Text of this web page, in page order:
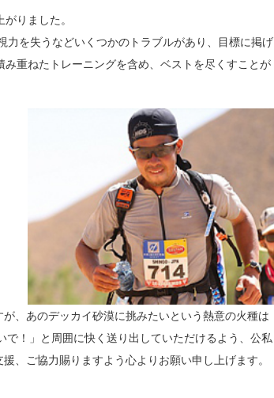
りました。
を失うなどいくつかのトラブルがあり、目標に掲げ
重ねたトレーニングを含め、ベストを尽くすことが
、あのデッカイ砂漠に挑みたいという熱意の火種は
！」と周囲に快く送り出していただけるよう、公私
、ご協力賜りますよう心よりお願い申し上げます。